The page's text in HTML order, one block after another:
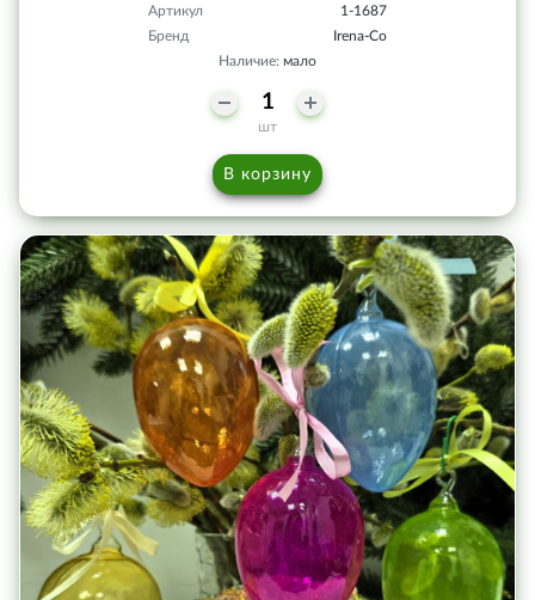
Артикул
1-1687
Бренд
Irena-Co
Наличие: мало
шт
В корзину